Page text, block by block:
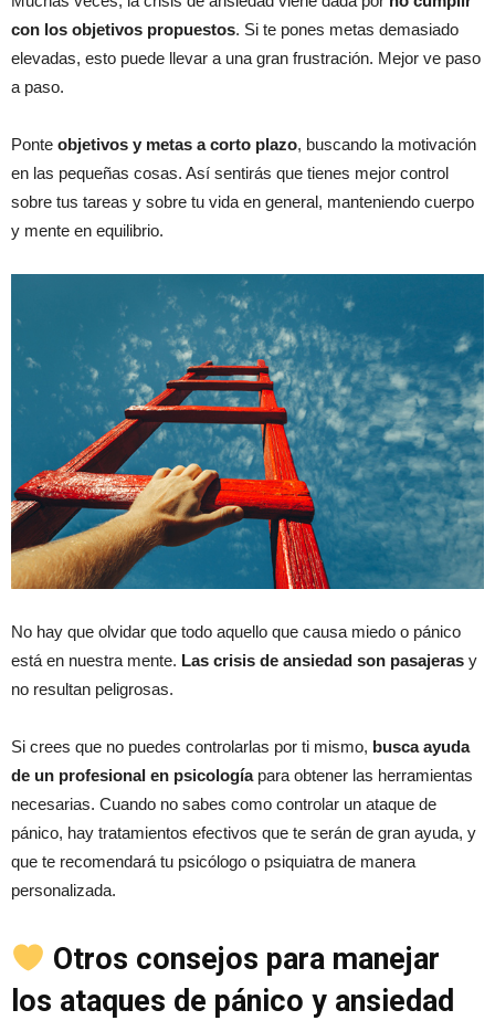
con los objetivos propuestos. Si te pones metas demasiado
elevadas, esto puede llevar a una gran frustración. Mejor ve paso
a paso.
Ponte objetivos y metas a corto plazo, buscando la motivación
en las pequeñas cosas. Así sentirás que tienes mejor control
sobre tus tareas y sobre tu vida en general, manteniendo cuerpo
y mente en equilibrio.
No hay que olvidar que todo aquello que causa miedo o pánico
está en nuestra mente. Las crisis de ansiedad son pasajeras y
no resultan peligrosas.
Si crees que no puedes controlarlas por ti mismo, busca ayuda
de un profesional en psicologíapara obtener las herramientas
necesarias. Cuando no sabes como controlar un ataque de
pánico, hay tratamientos efectivos que te serán de gran ayuda, y
que te recomendará tu psicólogo o psiquiatra de manera
personalizada.
Otros consejos para manejar
los ataques de pánico y ansiedad